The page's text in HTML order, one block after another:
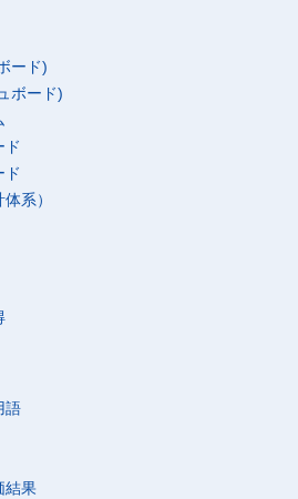
ード)
ボード)
ド
ド
系）
語
結果